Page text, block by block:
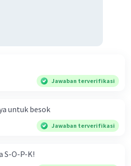
Jawaban terverifikasi
untuk besok
Jawaban terverifikasi
S-O-P-K!